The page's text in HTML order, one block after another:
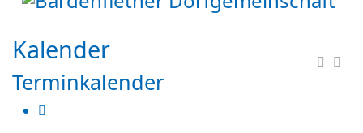
Kalender
Terminkalender